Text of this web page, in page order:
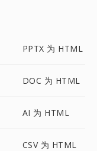
PPTX 为 HTML
DOC 为 HTML
AI 为 HTML
CSV 为 HTML